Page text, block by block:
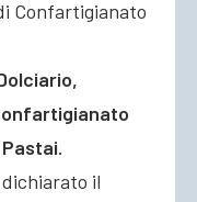
Confartigianato
dichiarato il